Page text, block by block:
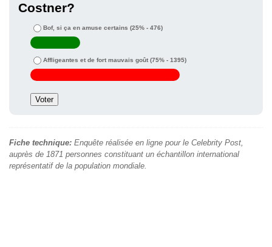
Costner?
Bof, si ça en amuse certains (25% - 476)
Affligeantes et de fort mauvais goût(75% - 1395)
Fiche technique: Enquête réalisée en ligne pour le Celebrity Post,
auprès de 1871 personnes constituant un échantillon international
représentatif de la population mondiale.